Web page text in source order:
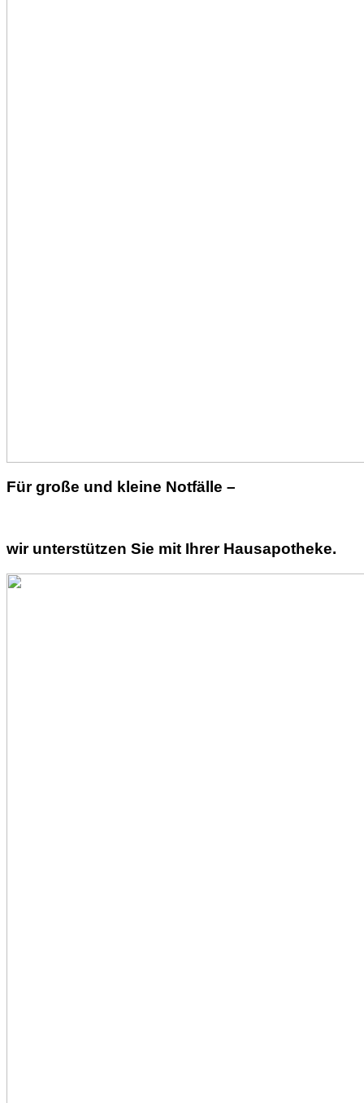
Für große und kleine Notfälle –
wir unterstützen Sie mit Ihrer Hausapotheke.